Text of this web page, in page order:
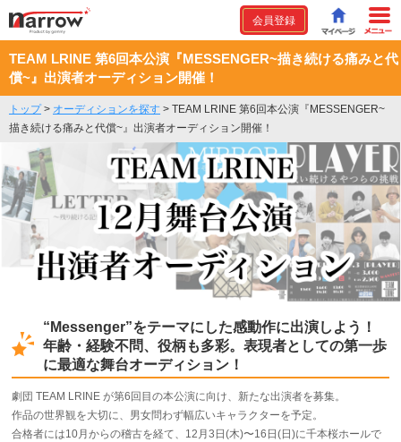
会員登録
TEAM LRINE 第6回本公演『MESSENGER~描き続ける痛みと代
償~』出演者オーディション開催！
トップ> オーディションを探す > TEAM LRINE 第6回本公演『MESSENGER~
描き続ける痛みと代償~』出演者オーディション開催！
“Messenger”をテーマにした感動作に出演しよう！
年齢・経験不問、役柄も多彩。表現者としての第一歩
に最適な舞台オーディション！
劇団 TEAM LRINE が第6回目の本公演に向け、新たな出演者を募集。
作品の世界観を大切に、男女問わず幅広いキャラクターを予定。
合格者には10月からの稽古を経て、12月3日(木)〜16日(日)に千本桜ホールで